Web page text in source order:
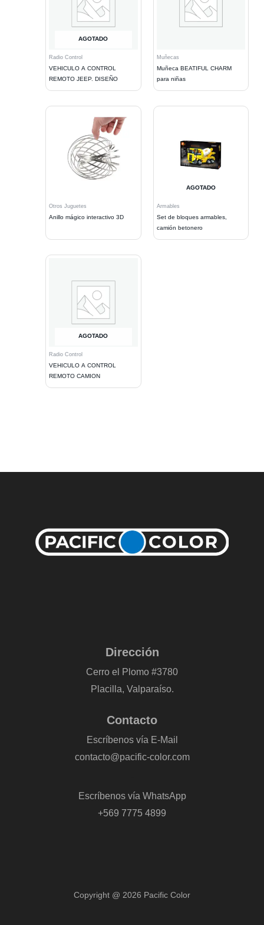
AGOTADO
Radio Control
VEHICULO A CONTROL
REMOTO JEEP. DISEÑO
Muñecas
Muñeca BEATIFUL CHARM
para niñas
Otros Juguetes
Anillo mágico interactivo 3D
AGOTADO
Armables
Set de bloques armables,
camión betonero
AGOTADO
Radio Control
VEHICULO A CONTROL
REMOTO CAMION
Dirección
Cerro el Plomo #3780
Placilla, Valparaíso.
Contacto
Escríbenos vía E-Mail
contacto@pacific-color.com
Escríbenos vía WhatsApp
+569 7775 4899
Copyright @ 2026 Pacific Color